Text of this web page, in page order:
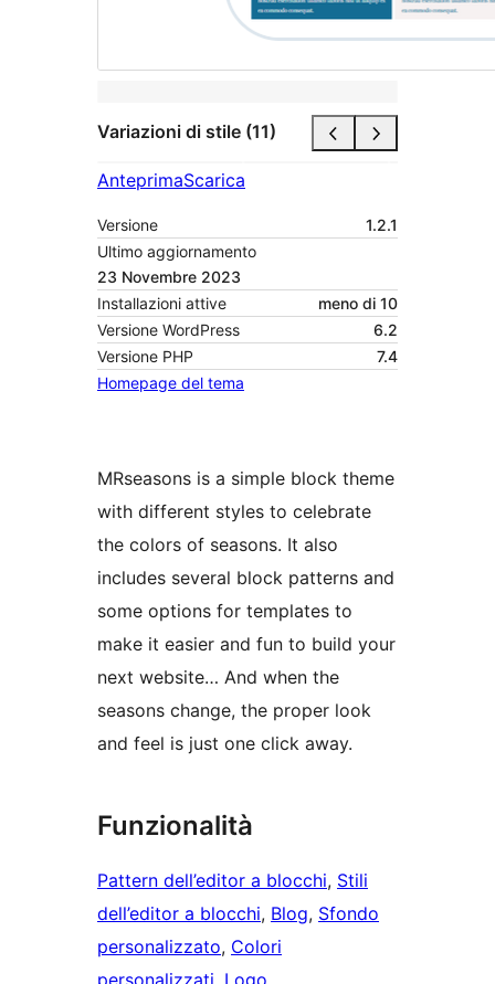
Variazioni di stile (11)
AnteprimaScarica
Versione
1.2.1
Ultimo aggiornamento
23 Novembre 2023
Installazioni attive
meno di 10
Versione WordPress
6.2
Versione PHP
7.4
Homepage del tema
MRseasons is a simple block theme
with different styles to celebrate
the colors of seasons. It also
includes several block patterns and
some options for templates to
make it easier and fun to build your
next website… And when the
seasons change, the proper look
and feel is just one click away.
Funzionalità
Pattern dell’editor a blocchi, Stili
dell’editor a blocchi, Blog, Sfondo
personalizzato, Colori
personalizzati Logo